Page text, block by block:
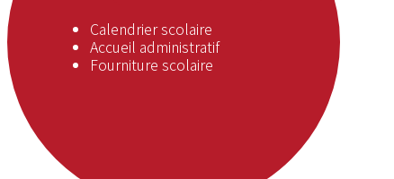
Calendrier scolaire
Accueil administratif
Fourniture scolaire